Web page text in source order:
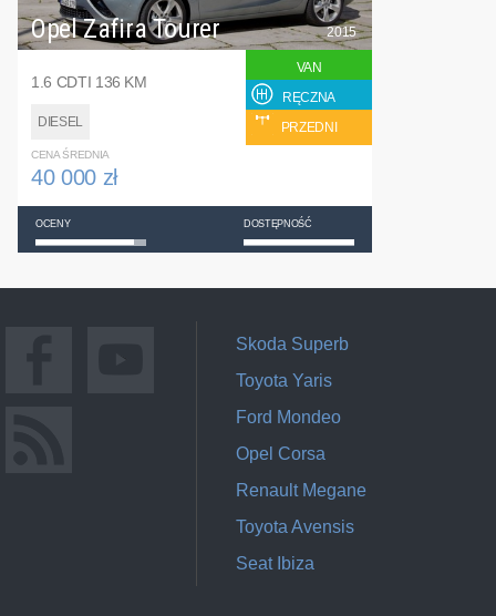
Opel Zafira Tourer
1.6 CDTI 136 KM
DIESEL
2015
VAN
RĘCZNA
PRZEDNI
CENA ŚREDNIA
40 000 zł
OCENY DOSTĘPNOŚĆ
Skoda Superb
Toyota Yaris
Ford Mondeo
Opel Corsa
Renault Megane
Toyota Avensis
Seat Ibiza